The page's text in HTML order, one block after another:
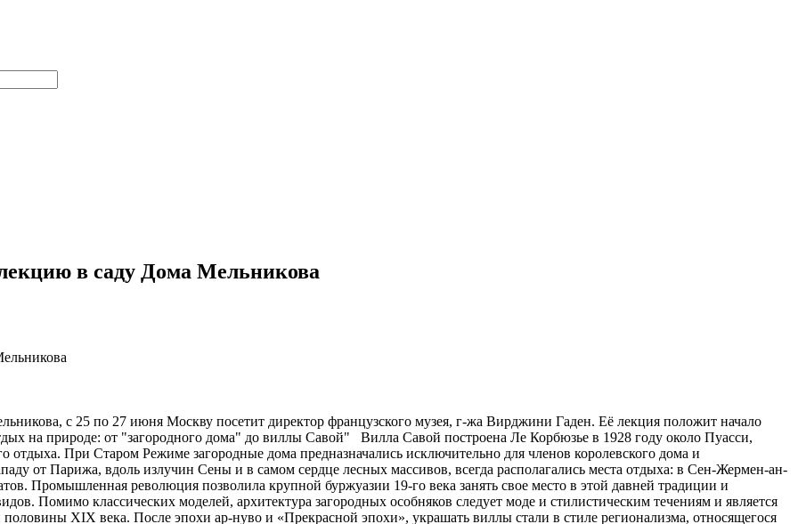
в саду Дома Мельникова
с 25 по 27 июня Москву посетит директор французского музея, г-жа Вирджини Гаден. Её лекция положит начало
на природе: от "загородного дома" до виллы Савой" Вилла Савой построена Ле Корбюзье в 1928 году около Пуасси,
отдыха. При Старом Режиме загородные дома предназначались исключительно для членов королевского дома и
от Парижа, вдоль излучин Сены и в самом сердце лесных массивов, всегда располагались места отдыха: в Сен-Жермен-ан-
Промышленная революция позволила крупной буржуазии 19-го века занять свое место в этой давней традиции и
Помимо классических моделей, архитектура загородных особняков следует моде и стилистическим течениям и является
половины XIX века. После эпохи ар-нуво и «Прекрасной эпохи», украшать виллы стали в стиле регионализма, относящегося